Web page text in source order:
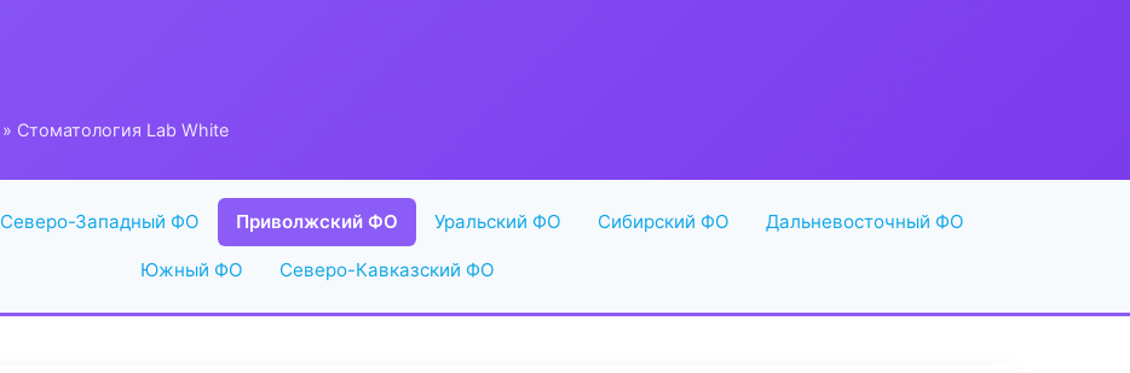
» Стоматология Lab White
Северо-Западный ФО Приволжский ФО Уральский ФО Сибирский ФО Дальневосточный ФО
Южный ФО Северо-Кавказский ФО